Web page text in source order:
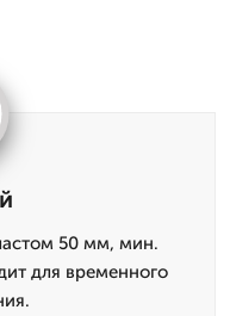
50 мм, мин.
для временного